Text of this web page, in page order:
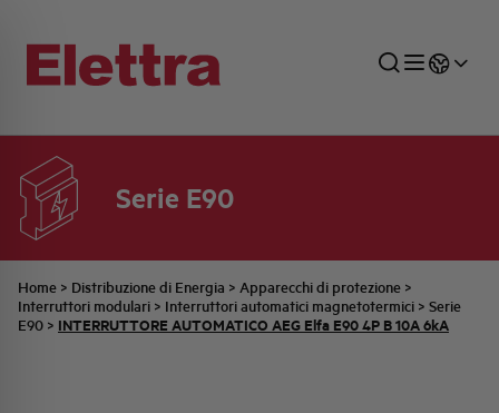
Serie E90
Home > Distribuzione di Energia > Apparecchi di protezione >
Interruttori modulari > Interruttori automatici magnetotermici > Serie
E90 > INTERRUTTORE AUTOMATICO AEG Elfa E90 4P B 10A 6kA
SETTORI
INDUSTRIALE
DISTRIBUZIONE DI ENERGIA
AUTOMAZIONE INDUSTRIALE
RETE COMMERCIALE
UFFICIO TECNICO
PREVENTIVAZIONE
COMMESSE QUADRI
AZIENDA
FAMIGLIA BELLINI
TUTTE LE NEWS
ULTIME NOTIZIE ISTITUZIONALI
JOB CAREERS
PARTNER